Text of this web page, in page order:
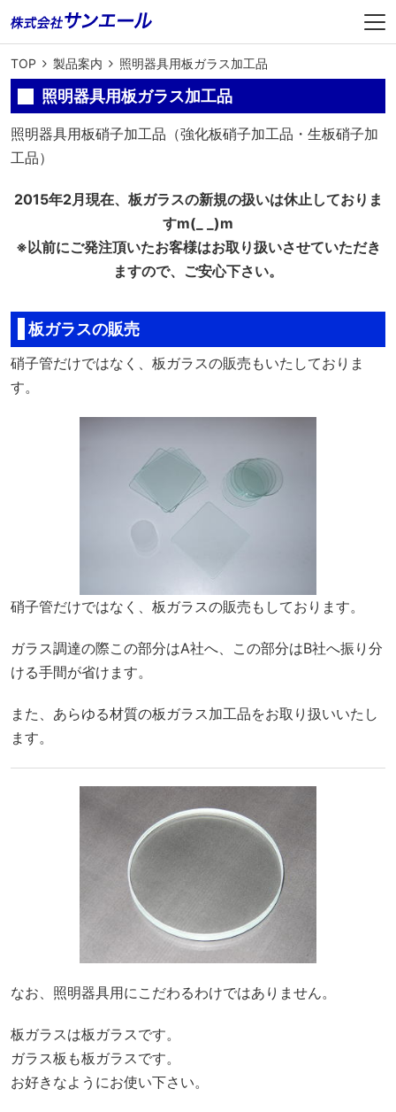
TOP 製品案内 照明器具用板ガラス加工品
照明器具用板ガラス加工品
照明器具用板硝子加工品（強化板硝子加工品・生板硝子加
工品）
2015年2月現在、板ガラスの新規の扱いは休止しておりま
すm(_ _)m
※以前にご発注頂いたお客様はお取り扱いさせていただき
ますので、ご安心下さい。
板ガラスの販売
硝子管だけではなく、板ガラスの販売もいたしておりま
す。
硝子管だけではなく、板ガラスの販売もしております。
ガラス調達の際この部分はA社へ、この部分はB社へ振り分
ける手間が省けます。
また、あらゆる材質の板ガラス加工品をお取り扱いいたし
ます。
なお、照明器具用にこだわるわけではありません。
板ガラスは板ガラスです。
ガラス板も板ガラスです。
お好きなようにお使い下さい。